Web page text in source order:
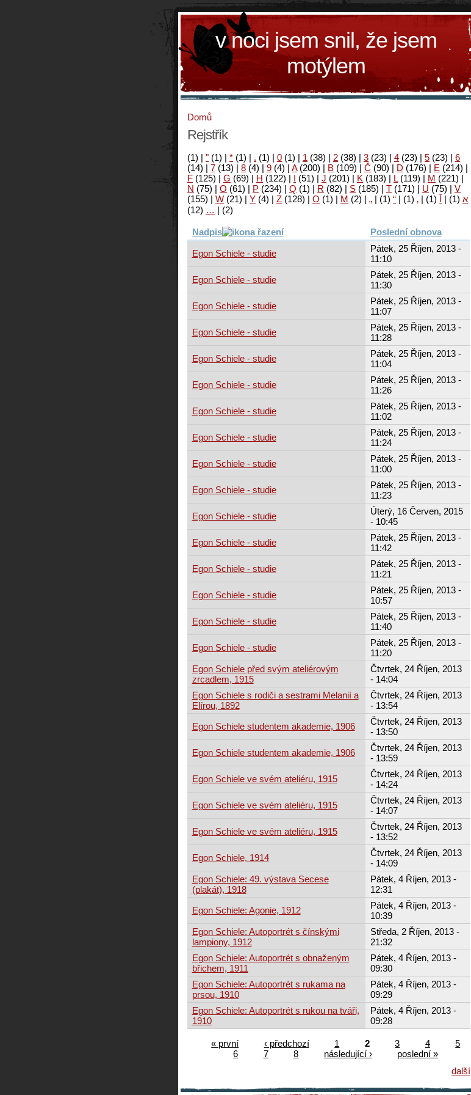
v noci jsem snil, že jsem
motýlem
Domů
Rejstřík
(1) | " (1) | * (1) | . (1) | 0 (1) | 1 (38) | 2 (38) | 3 (23) | 4 (23) | 5 (23) | 6
(14) | 7 (13) | 8 (4) | 9 (4) | A(200) | B (109) | Č (90) | D (176) | E (214) |
F (125) | G (69) | H (122) | I (51) | J (201) | K (183) | L(119) | M (221) |
N (75) | O (61) | P (234) | Q (1) | R (82) | S (185) | T (171) | U (75) | V
(155) | W (21) | Y (4) | Z (128) | Ο (1) | М (2) | א (1)
| آ (1)
|
‚
(1)
|
“
(1)
|
„
(2)
|
…
(12)
Nadpis Poslední obnova
Egon Schiele - studie
Pátek, 25 Říjen, 2013 -
11:10
Egon Schiele - studie
Pátek, 25 Říjen, 2013 -
11:30
Egon Schiele - studie
Pátek, 25 Říjen, 2013 -
11:07
Egon Schiele - studie
Pátek, 25 Říjen, 2013 -
11:28
Egon Schiele - studie
Pátek, 25 Říjen, 2013 -
11:04
Egon Schiele - studie
Pátek, 25 Říjen, 2013 -
11:26
Egon Schiele - studie
Pátek, 25 Říjen, 2013 -
11:02
Egon Schiele - studie
Pátek, 25 Říjen, 2013 -
11:24
Egon Schiele - studie
Pátek, 25 Říjen, 2013 -
11:00
Egon Schiele - studie
Pátek, 25 Říjen, 2013 -
11:23
Egon Schiele - studie
Úterý, 16 Červen, 2015
- 10:45
Egon Schiele - studie
Pátek, 25 Říjen, 2013 -
11:42
Egon Schiele - studie
Pátek, 25 Říjen, 2013 -
11:21
Egon Schiele - studie
Pátek, 25 Říjen, 2013 -
10:57
Egon Schiele - studie
Pátek, 25 Říjen, 2013 -
11:40
Egon Schiele - studie
Pátek, 25 Říjen, 2013 -
11:20
Egon Schiele před svým ateliérovým
zrcadlem, 1915
Čtvrtek, 24 Říjen, 2013
- 14:04
Egon Schiele s rodiči a sestrami Melanií a
Elírou, 1892
Čtvrtek, 24 Říjen, 2013
- 13:54
Egon Schiele studentem akademie, 1906
Čtvrtek, 24 Říjen, 2013
- 13:50
Egon Schiele studentem akademie, 1906
Čtvrtek, 24 Říjen, 2013
- 13:59
Egon Schiele ve svém ateliéru, 1915
Čtvrtek, 24 Říjen, 2013
- 14:24
Egon Schiele ve svém ateliéru, 1915
Čtvrtek, 24 Říjen, 2013
- 14:07
Egon Schiele ve svém ateliéru, 1915
Čtvrtek, 24 Říjen, 2013
- 13:52
Egon Schiele, 1914
Čtvrtek, 24 Říjen, 2013
- 14:09
Egon Schiele: 49. výstava Secese
(plakát), 1918
Pátek, 4 Říjen, 2013 -
12:31
Egon Schiele: Agonie, 1912
Pátek, 4 Říjen, 2013 -
10:39
Egon Schiele: Autoportrét s čínskými
lampiony, 1912
Středa, 2 Říjen, 2013 -
21:32
Egon Schiele: Autoportrét s obnaženým
břichem, 1911
Pátek, 4 Říjen, 2013 -
09:30
Egon Schiele: Autoportrét s rukama na
prsou, 1910
Pátek, 4 Říjen, 2013 -
09:29
Egon Schiele: Autoportrét s rukou na tváři,
1910
Pátek, 4 Říjen, 2013 -
09:28
« první ‹ předchozí 1 2 3 4
5
6
7 8 následující ›
poslední »
další